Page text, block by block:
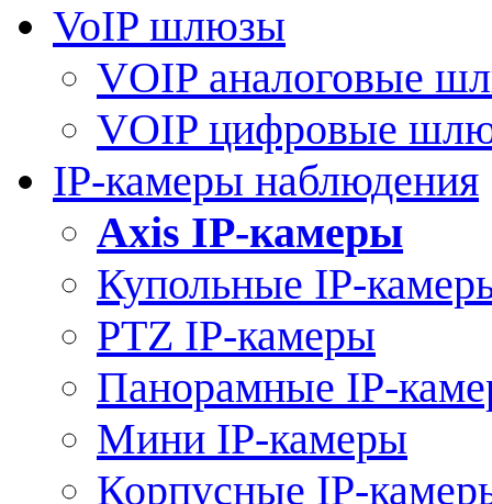
VoIP шлюзы
VOIP аналоговые
VOIP цифровые
IP-камеры наблюдения
Axis IP-камеры
Купольные IP-
PTZ IP-камеры
Панорамные IP-
Мини IP-камеры
Корпусные IP-